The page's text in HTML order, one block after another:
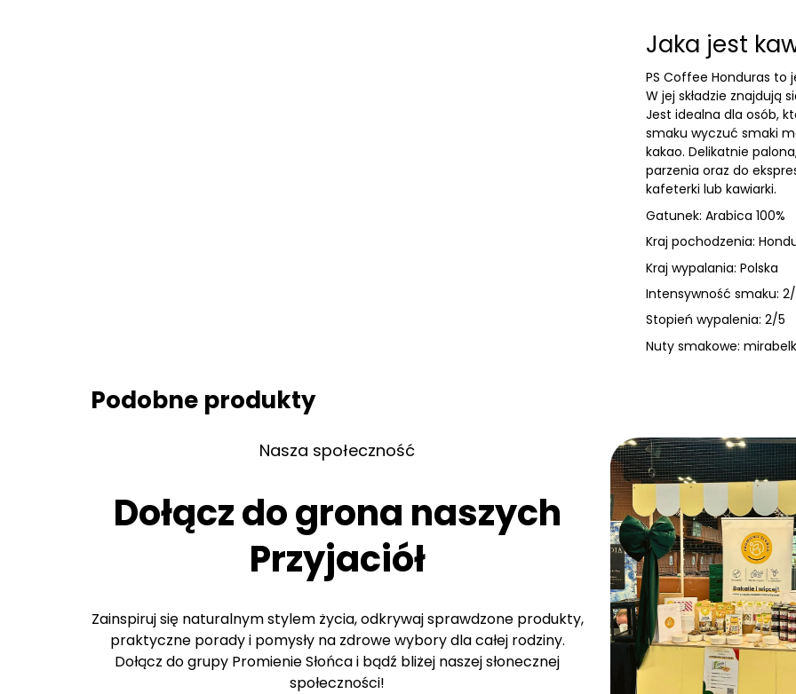
Jaka jest
PS Coffee Honduras to
W jej składzie znajdują
Jest idealna dla osób,
smaku wyczuć smaki
kakao. Delikatnie
parzenia oraz do
kafeterki lub kawiarki.
Gatunek: Arabica 100%
Kraj pochodzenia:
Kraj wypalania: Polska
Intensywność smaku:
Stopień wypalenia: 2/5
Nuty smakowe:
Podobne produkty
Nasza społeczność
Dołącz do grona naszych
Przyjaciół
Zainspiruj się naturalnym stylem życia, odkrywaj sprawdzone produkty,
praktyczne porady i pomysły na zdrowe wybory dla całej rodziny.
Dołącz do grupy Promienie Słońca i bądź bliżej naszej słonecznej
społeczności!